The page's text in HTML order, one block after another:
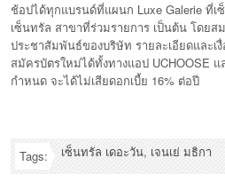
ช้อปได้ทุกแบรนด์ที่แผนก Luxe Galerie ที่
เซ็นทรัล สาขาที่ร่วมรายการ เป็นต้น โดย
ประชาสัมพันธ์ของบริษัท รายละเอียดและเ
สมัครบัตรใหม่ได้ทั้งทางแอป UCHOOSE
กำหนด จะได้ไม่เสียดอกเบี้ย 16% ต่อปี
Tags: เซ็นทรัล เดอะวัน, เจนเย่ มธิกา